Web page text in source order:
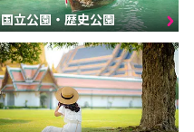
国立公園・歴史公園